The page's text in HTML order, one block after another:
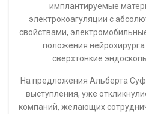
имплантируемые
электрокоагуляции с
свойствами,
положения
сверхтонкие
На предложения Альберта
выступления, уже
компаний, желающих